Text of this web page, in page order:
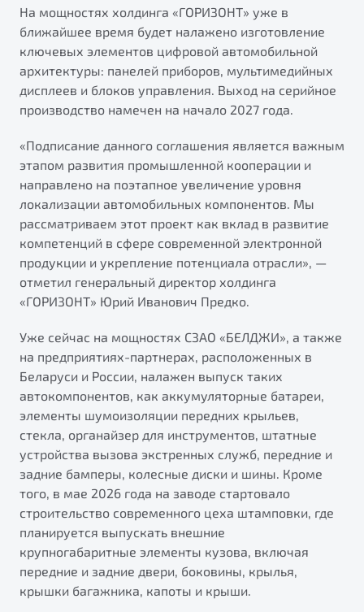
На мощностях холдинга «ГОРИЗОНТ» уже в
ближайшее время будет налажено изготовление
ключевых элементов цифровой автомобильной
архитектуры: панелей приборов, мультимедийных
дисплеев и блоков управления. Выход на серийное
производство намечен на начало 2027 года.
«Подписание данного соглашения является важным
этапом развития промышленной кооперации и
направлено на поэтапное увеличение уровня
локализации автомобильных компонентов. Мы
рассматриваем этот проект как вклад в развитие
компетенций в сфере современной электронной
продукции и укрепление потенциала отрасли», —
отметил генеральный директор холдинга
«ГОРИЗОНТ» Юрий Иванович Предко.
Уже сейчас на мощностях СЗАО «БЕЛДЖИ», а также
на предприятиях-партнерах, расположенных в
Беларуси и России, налажен выпуск таких
автокомпонентов, как аккумуляторные батареи,
элементы шумоизоляции передних крыльев,
стекла, органайзер для инструментов, штатные
устройства вызова экстренных служб, передние и
задние бамперы, колесные диски и шины. Кроме
того, в мае 2026 года на заводе стартовало
строительство современного цеха штамповки, где
планируется выпускать внешние
крупногабаритные элементы кузова, включая
передние и задние двери, боковины, крылья,
крышки багажника, капоты и крыши.